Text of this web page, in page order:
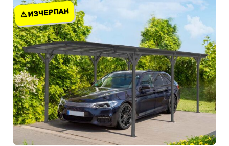
⚠️ ИЗЧЕРПАН
⚠️ ИЗЧЕРПАН